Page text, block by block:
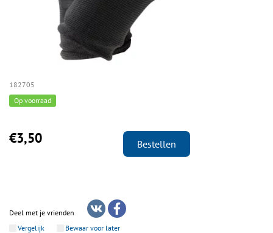
182705
Op voorraad
€3,50 Bestellen
Deel met je vrienden
Vergelijk
Bewaar voor later